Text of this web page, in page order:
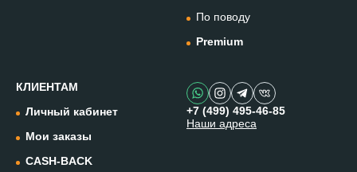
По поводу
Premium
КЛИЕНТАМ
Личный кабинет
Мои заказы
CASH-BACK
+7 (499) 495-46-85
Наши адреса
@omflowersbot
Instagram